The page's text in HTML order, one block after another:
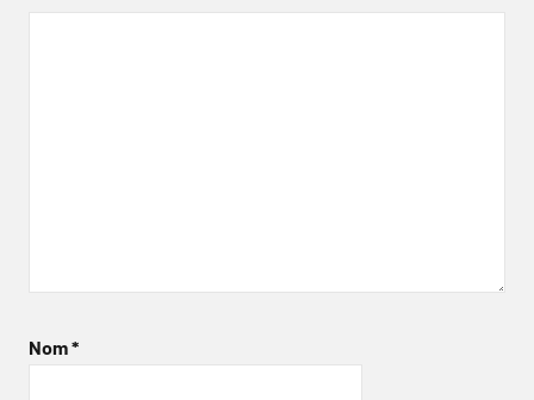
Nom*